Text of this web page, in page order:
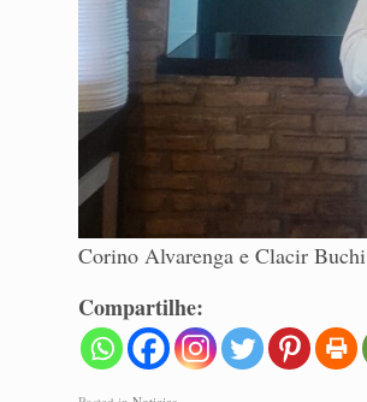
Corino Alvarenga e Clacir Buchi
Compartilhe: